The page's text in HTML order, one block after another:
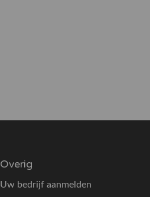
Overig
Uw bedrijf aanmelden